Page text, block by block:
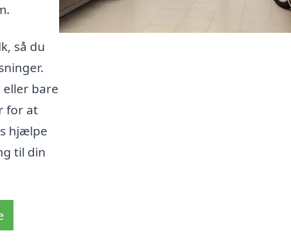
så du
eller bare
for at
hjælpe
til din